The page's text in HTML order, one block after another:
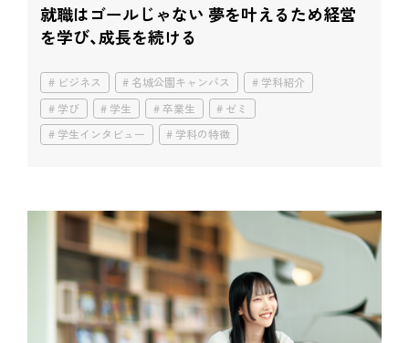
就職はゴールじゃない 夢を叶えるため経営
を学び、成長を続ける
ビジネス 名城公園キャンパス
学科紹介
学び
学生 卒業生
ゼミ
学生インタビュー
学科の特徴